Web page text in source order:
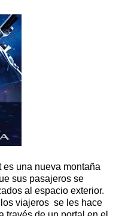
es una nueva montaña
sus pasajeros se
al espacio exterior.
viajeros se les hace